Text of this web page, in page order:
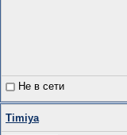
Не в сети
Timiya